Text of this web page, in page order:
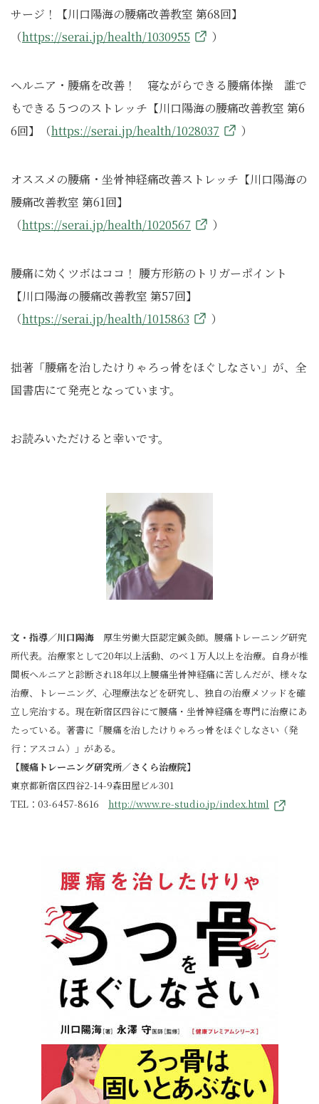
サージ！【川口陽海の腰痛改善教室 第68回】
（https://serai.jp/health/1030955 ）
ヘルニア・腰痛を改善！ 寝ながらできる腰痛体操 誰で
もできる５つのストレッチ【川口陽海の腰痛改善教室 第6
6回】（https://serai.jp/health/1028037 ）
オススメの腰痛・坐骨神経痛改善ストレッチ【川口陽海の
腰痛改善教室 第61回】
（https://serai.jp/health/1020567 ）
腰痛に効くツボはココ！ 腰方形筋のトリガーポイント
【川口陽海の腰痛改善教室 第57回】
（https://serai.jp/health/1015863 ）
拙著「腰痛を治したけりゃろっ骨をほぐしなさい」が、全
国書店にて発売となっています。
お読みいただけると幸いです。
文・指導／川口陽海 厚生労働大臣認定鍼灸師。腰痛トレーニング研究
所代表。治療家として20年以上活動、のべ１万人以上を治療。自身が椎
間板へルニアと診断され18年以上腰痛坐骨神経痛に苦しんだが、様々な
治療、トレーニング、心理療法などを研究し、独自の治療メソッドを確
立し完治する。現在新宿区四谷にて腰痛・坐骨神経痛を専門に治療にあ
たっている。著書に「腰痛を治したけりゃろっ骨をほぐしなさい（発
行：アスコム）」がある。
【腰痛トレーニング研究所／さくら治療院】
東京都新宿区四谷2-14-9森田屋ビル301
TEL：03-6457-8616 http://www.re-studio.jp/index.html